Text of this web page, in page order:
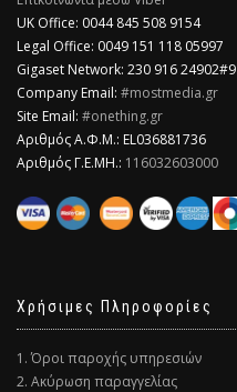
​UK Office: 0044 845 508 9154
Legal Office: 0049 151 118 05997
Gigaset Network: 230 916 24902#9
Company Email: #mostmedia.gr
Site Email: #onething.gr
Αριθμός Α.Φ.Μ.: EL036881736
Αριθμός Γ.Ε.ΜΗ.: 116032603000
Χρήσιμες Πληροφορίες
1. Όροι παροχής υπηρεσιών
2. Ακύρωση παραγγελίας